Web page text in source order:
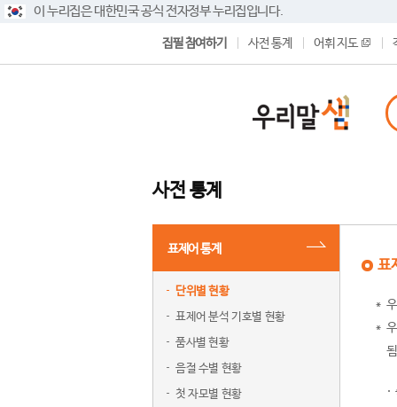
이 누리집은 대한민국 공식 전자정부 누리집입니다.
집필 참여하기 사전 통계 어휘 지도
사전 통계
표제어 통계
단위별 현황
표제어 분석 기호별 현황
품사별 현황
음절 수별 현황
첫 자모별 현황
표